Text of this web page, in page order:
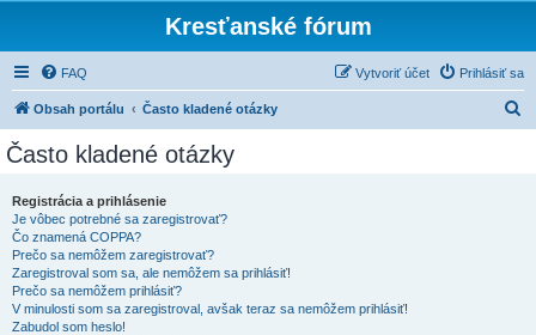
Kresťanské fórum
FAQ Prihlásiť sa
Vytvoriť účet
Obsah portálu Často kladené otázky
Často kladené otázky
Registrácia a prihlásenie
Je vôbec potrebné sa zaregistrovať?
Čo znamená COPPA?
Prečo sa nemôžem zaregistrovať?
Zaregistroval som sa, ale nemôžem sa prihlásiť!
Prečo sa nemôžem prihlásiť?
V minulosti som sa zaregistroval, avšak teraz sa nemôžem prihlásiť!
Zabudol som heslo!